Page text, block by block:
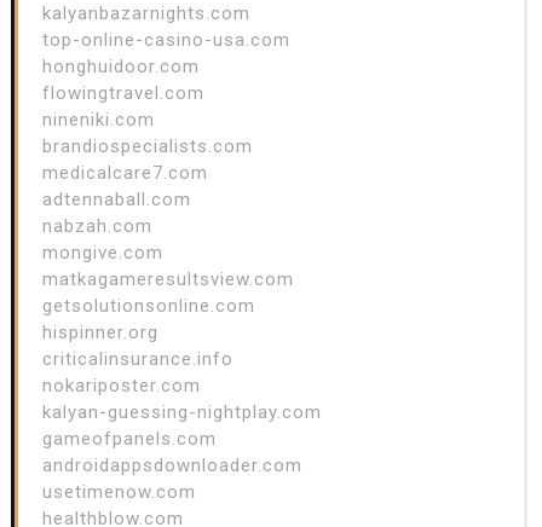
kalyanbazarnights.com
top-online-casino-usa.com
honghuidoor.com
flowingtravel.com
nineniki.com
brandiospecialists.com
medicalcare7.com
adtennaball.com
nabzah.com
mongive.com
matkagameresultsview.com
getsolutionsonline.com
hispinner.org
criticalinsurance.info
nokariposter.com
kalyan-guessing-nightplay.com
gameofpanels.com
androidappsdownloader.com
usetimenow.com
healthblow.com